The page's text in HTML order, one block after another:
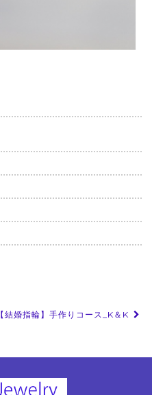
【結婚指輪】手作りコース_K＆K